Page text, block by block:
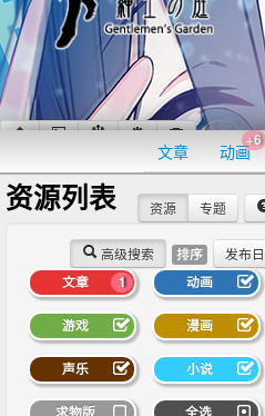
文章 动画
+6
资源列表
高级搜索 排序 发布
资源 专题
1
文章 动画
游戏 漫画
声乐 小说
求物版 全选